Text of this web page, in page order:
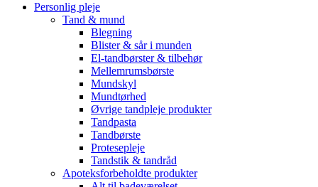
Personlig pleje
Tand & mund
Blegning
Blister & sår i munden
El-tandbørster & tilbehør
Mellemrumsbørste
Mundskyl
Mundtørhed
Øvrige tandpleje produkter
Tandpasta
Tandbørste
Protesepleje
Tandstik & tandråd
Apoteksforbeholdte produkter